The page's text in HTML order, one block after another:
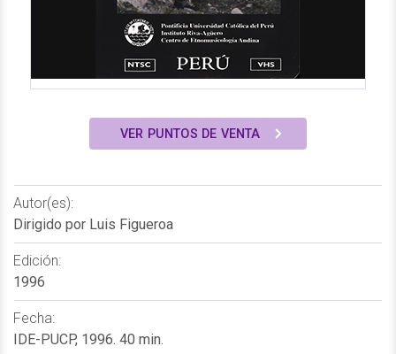
Autor(es):
Dirigido por Luis Figueroa
Edición:
1996
Fecha:
IDE-PUCP, 1996. 40 min.
VER PUNTOS DE VENTA